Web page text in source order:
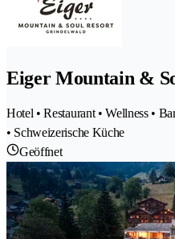
Eiger Mountain &
Hotel • Restaurant • Wellness •
• Schweizerische Küche
Geöffnet